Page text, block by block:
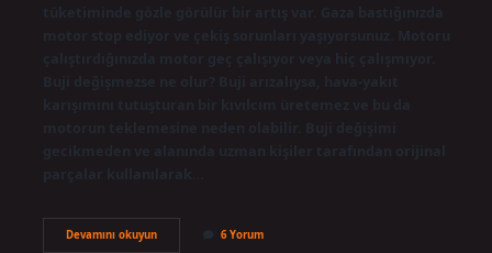
tüketiminde gözle görülür bir artış var. Gaza bastığınızda
motor stop ediyor ve çekiş sorunları yaşıyorsunuz. Motoru
çalıştırdığınızda motor geç çalışıyor veya hiç çalışmıyor.
Buji değişmezse ne olur? Buji arızalıysa, hava-yakıt
karışımını tutuşturan bir kıvılcım üretemez ve bu da
motorun teklemesine neden olabilir. Buji değişimi
gecikmeden ve alanında uzman kişiler tarafından orijinal
Devamını okuyunBozuk
Buji
6 Yorum